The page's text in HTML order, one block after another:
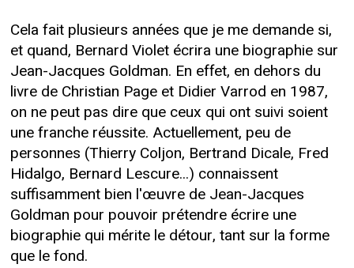
Cela fait plusieurs années que je me demande si,
et quand, Bernard Violet écrira une biographie sur
Jean-Jacques Goldman. En effet, en dehors du
livre de Christian Page et Didier Varrod en 1987,
on ne peut pas dire que ceux qui ont suivi soient
une franche réussite. Actuellement, peu de
personnes (Thierry Coljon, Bertrand Dicale, Fred
Hidalgo, Bernard Lescure...) connaissent
suffisamment bien l'œuvre de Jean-Jacques
Goldman pour pouvoir prétendre écrire une
biographie qui mérite le détour, tant sur la forme
que le fond.